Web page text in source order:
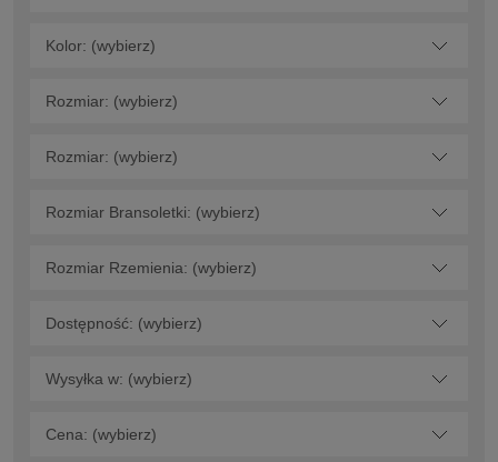
Kolor: (wybierz)
Rozmiar: (wybierz)
Rozmiar: (wybierz)
Rozmiar Bransoletki: (wybierz)
Rozmiar Rzemienia: (wybierz)
Dostępność: (wybierz)
Wysyłka w: (wybierz)
Cena: (wybierz)